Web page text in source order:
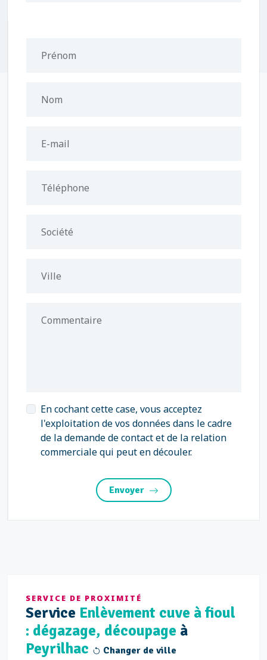
Prénom
Nom
E-mail
Téléphone
Société
Ville
Commentaire
En cochant cette case, vous acceptez
l'exploitation de vos données dans le cadre
de la demande de contact et de la relation
commerciale qui peut en découler.
Envoyer
SERVICE DE PROXIMITÉ
Service Enlèvement cuve à fioul
: dégazage, découpage à
Peyrilhac
Changer de ville